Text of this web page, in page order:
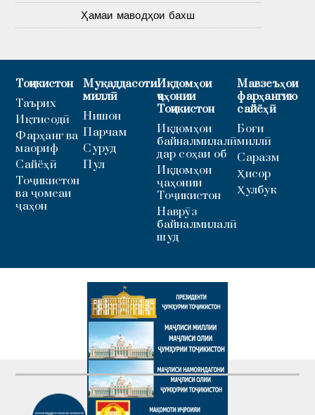
Ҳамаи маводҳои бахш
Тоҷикистон
Таърих
Иқтисодӣ
Фарҳанг ва
маориф
Сайёҳӣ
Тоҷикистон
ва ҷомеаи
ҷаҳон
Муқаддасоти
миллӣ
Нишон
Парчам
Суруд
Пул
Иқдомҳои
ҷаҳонии
Тоҷикистон
Иқдомҳои
байналмилалӣ
дар соҳаи об
Иқдомҳои
ҷаҳонии
Тоҷикистон
Наврӯз
байналмилалӣ
шуд
Мавзеъҳои
фарҳангию
сайёҳӣ
Боғи
миллӣ
Саразм
Ҳисор
Ҳулбук